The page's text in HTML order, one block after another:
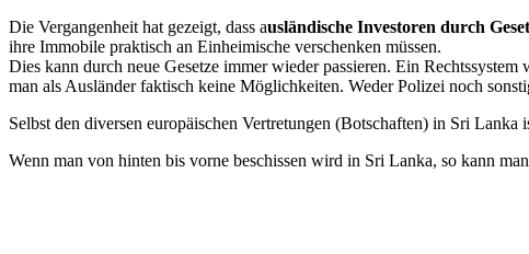
Die Vergangenheit hat gezeigt, dass ausländische Investoren durch
ihre Immobile praktisch an Einheimische verschenken müssen.
Dies kann durch neue Gesetze immer wieder passieren. Ein
man als Ausländer faktisch keine Möglichkeiten. Weder Polizei noch
Selbst den diversen europäischen Vertretungen (Botschaften) in Sri
Wenn man von hinten bis vorne beschissen wird in Sri Lanka, so kann